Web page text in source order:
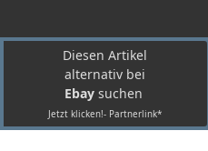
Diesen Artikel
alternativ bei
Ebay suchen
Jetzt klicken!- Partnerlink*